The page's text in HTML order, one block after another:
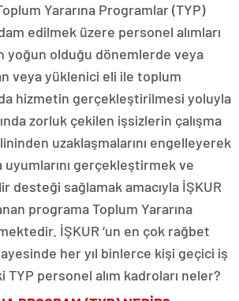
Yararına Programlar (TYP)
edilmek üzere personel alımları
yoğun olduğu dönemlerde veya
veya yüklenici eli ile toplum
hizmetin gerçekleştirilmesi yoluyla
zorluk çekilen işsizlerin çalışma
uzaklaşmalarını engelleyerek
uyumlarını gerçekleştirmek ve
desteği sağlamak amacıyla İŞKUR
programa Toplum Yararına
İŞKUR ‘un en çok rağbet
her yıl binlerce kişi geçici iş
TYP personel alım kadroları neler?